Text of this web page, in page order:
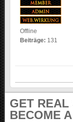
Offline
Beiträge: 131
GET
BECOME